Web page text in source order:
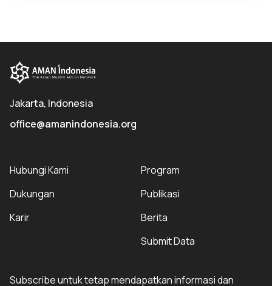
Jakarta, Indonesia
office@amanindonesia.org
Hubungi Kami
Dukungan
Karir
Program
Publikasi
Berita
Submit Data
Subscribe untuk tetap mendapatkan informasi dan